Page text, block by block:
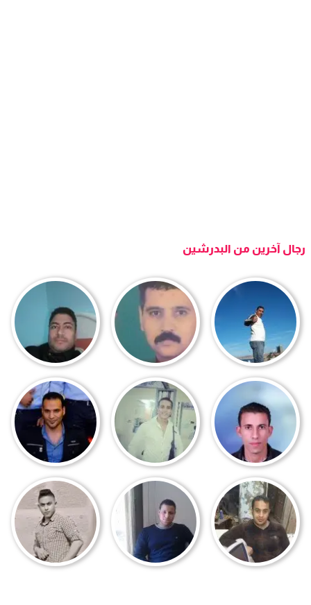
رجال آخرين من البدرشين